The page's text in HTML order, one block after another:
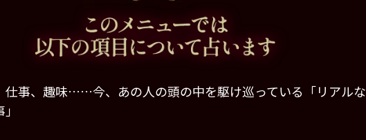
仕事、趣味……今、あの人の頭の中を駆け巡っている「リアルな